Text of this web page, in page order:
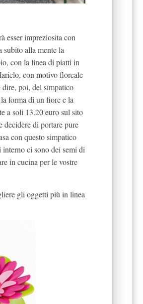
esser impreziosita con
subito alla mente la
con la linea di piatti in
con motivo floreale
poi, del simpatico
forma di un fiore e la
a soli 13.20 euro sul sito
di portare pure
con questo simpatico
ci sono dei semi di
in cucina per le vostre
gli oggetti più in linea